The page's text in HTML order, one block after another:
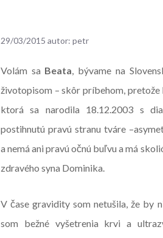
29/03/2015 autor: petr
Volám sa Beata, bývame na
životopisom – skôr príbehom, pretože
ktorá sa narodila 18.12.2003 s
postihnutú pravú stranu tváre
a nemá ani pravú očnú buľvu a má
zdravého syna Dominika.
V čase gravidity som netušila, že by
som bežné vyšetrenia krvi a